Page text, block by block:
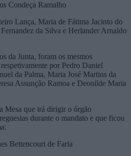
Condeça Ramalho
Lança, Maria de Fátima Jacinto do
da Silva e Herlander Arnaldo
da Junta, foram os mesmos
por Pedro Daniel
da Palma, Maria José Martins da
Assunção Ramoa e Deonilde Maria
Mesa que irá dirigir o órgão
durante o mandato e que ficou
Bettencourt de Faria